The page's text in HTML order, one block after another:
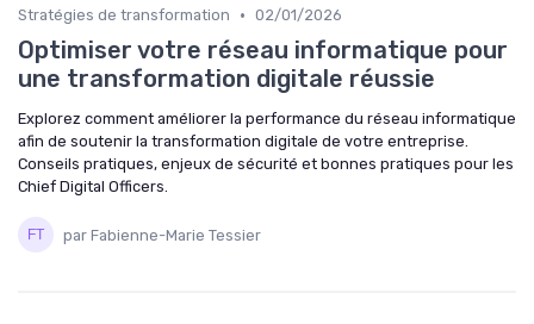
Stratégies de transformation • 02/01/2026
Optimiser votre réseau informatique pour
une transformation digitale réussie
Explorez comment améliorer la performance du réseau informatique
afin de soutenir la transformation digitale de votre entreprise.
Conseils pratiques, enjeux de sécurité et bonnes pratiques pour les
Chief Digital Officers.
par Fabienne-Marie Tessier